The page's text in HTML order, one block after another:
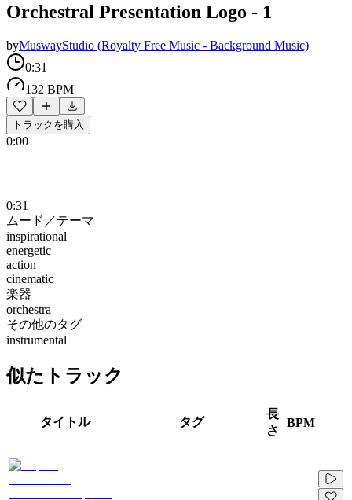
Orchestral Presentation Logo - 1
byMuswayStudio (Royalty Free Music - Background Music)
0:31
132 BPM
トラックを購入
0:00
0:31
ムード／テーマ
inspirational
energetic
action
cinematic
楽器
orchestra
その他のタグ
instrumental
似たトラック
タイトル タグ
長
さ
BPM